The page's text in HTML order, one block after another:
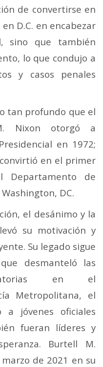
de convertirse en
D.C. en encabezar
sino que también
lo que condujo a
y casos penales
tan profundo que el
Nixon otorgó a
en 1972;
en el primer
Departamento de
DC.
el desánimo y la
su motivación y
Su legado sigue
desmanteló las
en el
Metropolitana, el
a jóvenes oficiales
fueran líderes y
Burtell M.
de 2021 en su